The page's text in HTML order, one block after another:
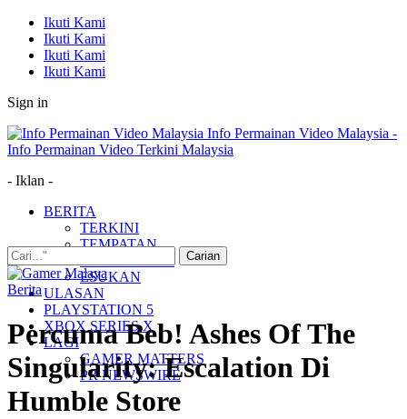
Ikuti Kami
Ikuti Kami
Ikuti Kami
Ikuti Kami
Sign in
Info Permainan Video Malaysia -
Info Permainan Video Terkini Malaysia
- Iklan -
BERITA
TERKINI
TEMPATAN
ESUKAN
ULASAN
PLAYSTATION 5
XBOX SERIES X
LAGI
GAMER MATTERS
PR NEWSWIRE
Berita
Percuma Beb! Ashes Of The
Singularity: Escalation Di
Humble Store